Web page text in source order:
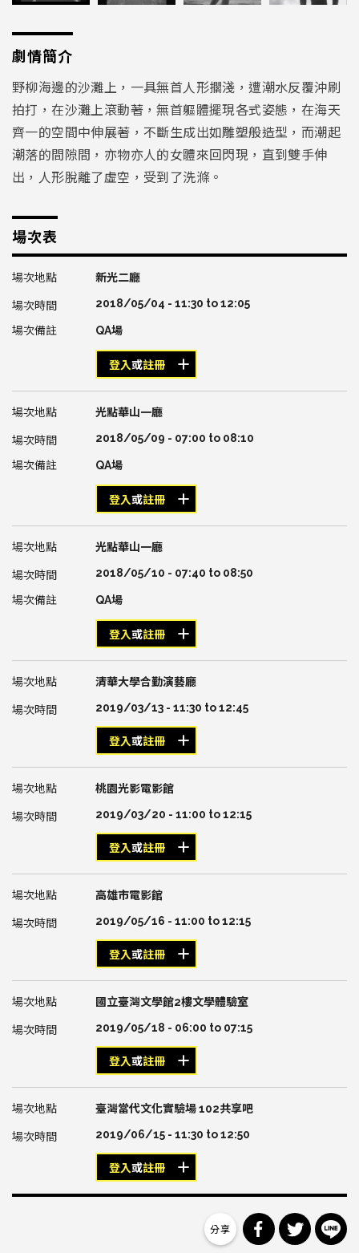
劇情簡介
野柳海邊的沙灘上，一具無首人形擱淺，遭潮水反覆沖刷
拍打，在沙灘上滾動著，無首軀體擺現各式姿態，在海天
齊一的空間中伸展著，不斷生成出如雕塑般造型，而潮起
潮落的間隙間，亦物亦人的女體來回閃現，直到雙手伸
出，人形脫離了虛空，受到了洗滌。
場次表
新光二廳
2018/05/04 - 11:30 to12:05
QA場
登入或註冊
光點華山一廳
2018/05/09 - 07:00 to 08:10
QA場
登入或註冊
光點華山一廳
2018/05/10 - 07:40 to 08:50
QA場
登入或註冊
清華大學合勤演藝廳
2019/03/13 - 11:30 to12:45
登入或註冊
桃園光影電影館
2019/03/20 - 11:00 to12:15
登入或註冊
高雄市電影館
2019/05/16 - 11:00 to12:15
登入或註冊
國立臺灣文學館2樓文學體驗室
2019/05/18 - 06:00 to 07:15
登入或註冊
臺灣當代文化實驗場 102共享吧
2019/06/15 - 11:30 to12:50
登入或註冊
分享到分享到